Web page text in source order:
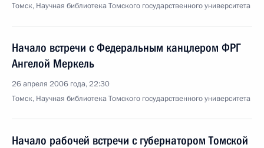
Томск, Научная библиотека Томского государственного университета
Начало встречи с Федеральным канцлером ФРГ
Ангелой Меркель
26 апреля 2006 года, 22:30
Томск, Научная библиотека Томского государственного университета
Начало рабочей встречи с губернатором Томской